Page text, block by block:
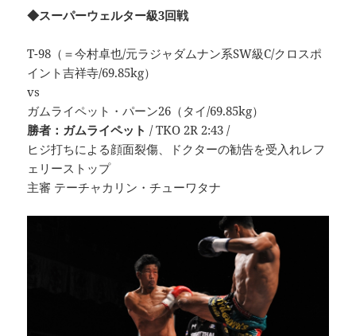
◆スーパーウェルター級3回戦
T-98（＝今村卓也/元ラジャダムナン系SW級C/クロスポ
イント吉祥寺/69.85kg）
vs
ガムライペット・パーン26（タイ/69.85kg）
勝者：ガムライペット / TKO 2R 2:43 /
ヒジ打ちによる顔面裂傷、ドクターの勧告を受入れレフ
ェリーストップ
主審 テーチャカリン・チューワタナ